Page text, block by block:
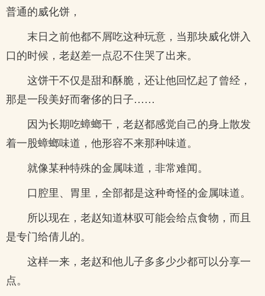
普通的威化饼，
末日之前他都不屑吃这种玩意，当那块威化饼入
口的时候，老赵差一点忍不住哭了出来。
这饼干不仅是甜和酥脆，还让他回忆起了曾经，
那是一段美好而奢侈的日子……
因为长期吃蟑螂干，老赵都感觉自己的身上散发
着一股蟑螂味道，他形容不来那种味道。
就像某种特殊的金属味道，非常难闻。
口腔里、胃里，全部都是这种奇怪的金属味道。
所以现在，老赵知道林驭可能会给点食物，而且
是专门给倩儿的。
这样一来，老赵和他儿子多多少少都可以分享一
点。